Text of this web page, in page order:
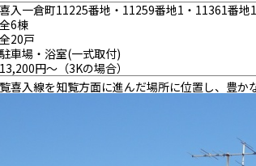
喜入一倉町11225番地・11259番地1・11361番地
全6棟
全20戸
駐車場・浴室(一式取付)
13,200円～（3Kの場合）
喜入線を知覧方面に進んだ場所に位置し、豊か